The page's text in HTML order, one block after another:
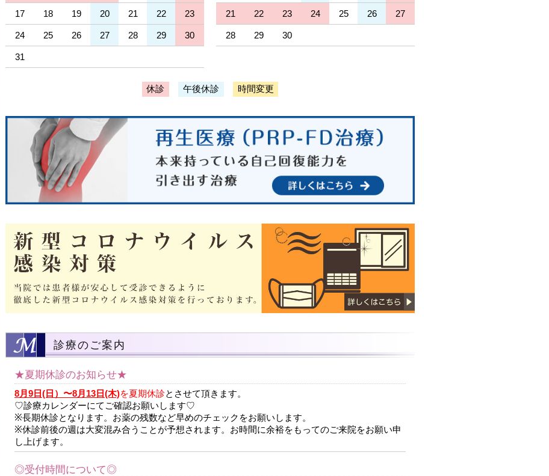
17 18 19 20 21 22 23
24 25 26 27 28 29 30
31
21 22 23 24 25 26 27
28 29 30
休診 午後休診 時間変更
診療のご案内
★夏期休診のお知らせ★
8月9日(日）〜8月13日(木)を夏期休診とさせて頂きます。
♡診療カレンダーにてご確認お願いします♡
※長期休診となります。お薬の残数など早めのチェックをお願いします。
※休診前後の週は大変混み合うことが予想されます。お時間に余裕をもってのご来院をお願い申
し上げます。
◎受付時間について◎